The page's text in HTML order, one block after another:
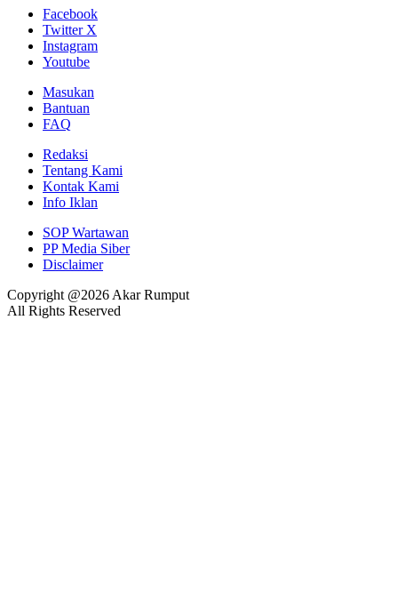
Facebook
Twitter X
Instagram
Youtube
Masukan
Bantuan
FAQ
Redaksi
Tentang Kami
Kontak Kami
Info Iklan
SOP Wartawan
PP Media Siber
Disclaimer
Copyright @2026 Akar Rumput
All Rights Reserved